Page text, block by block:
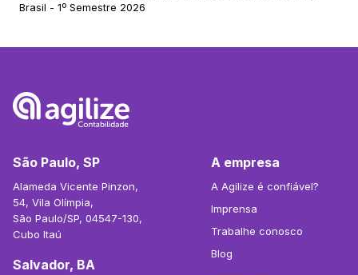
Brasil - 1º Semestre 2026
São Paulo, SP
Alameda Vicente Pinzon,
54, Vila Olímpia,
São Paulo/SP, 04547-130,
Cubo Itaú
Salvador, BA
A empresa
A Agilize é confiável?
Imprensa
Trabalhe conosco
Blog